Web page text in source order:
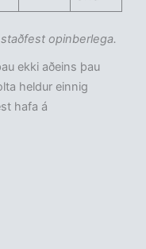
opinberlega.
ekki aðeins þau
heldur einnig
hafa á